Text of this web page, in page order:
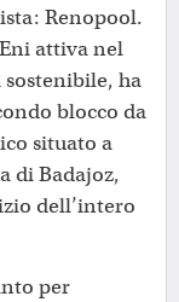
Renopool.
attiva nel
ha
blocco da
situato a
di Badajoz,
dell’intero
per